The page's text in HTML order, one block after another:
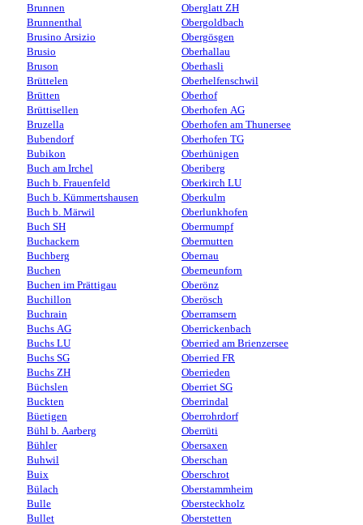
Brunnen
Brunnenthal
Brusino Arsizio
Brusio
Bruson
Brüttelen
Brütten
Brüttisellen
Bruzella
Bubendorf
Bubikon
Buch am Irchel
Buch b. Frauenfeld
Buch b. Kümmertshausen
Buch b. Märwil
Buch SH
Buchackern
Buchberg
Buchen
Buchen im Prättigau
Buchillon
Buchrain
Buchs AG
Buchs LU
Buchs SG
Buchs ZH
Büchslen
Buckten
Büetigen
Bühl b. Aarberg
Bühler
Buhwil
Buix
Bülach
Bulle
Bullet
Oberglatt ZH
Obergoldbach
Obergösgen
Oberhallau
Oberhasli
Oberhelfenschwil
Oberhof
Oberhofen AG
Oberhofen am Thunersee
Oberhofen TG
Oberhünigen
Oberiberg
Oberkirch LU
Oberkulm
Oberlunkhofen
Obermumpf
Obermutten
Obernau
Oberneunforn
Oberönz
Oberösch
Oberramsern
Oberrickenbach
Oberried am Brienzersee
Oberried FR
Oberrieden
Oberriet SG
Oberrindal
Oberrohrdorf
Oberrüti
Obersaxen
Oberschan
Oberschrot
Oberstammheim
Obersteckholz
Oberstetten